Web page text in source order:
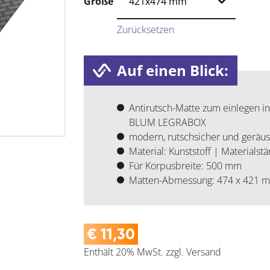
Zurücksetzen
Auf einen Blick:
Antirutsch-Matte zum einlegen
BLUM LEGRABOX
modern, rutschsicher und
Material: Kunststoff |
Für Korpusbreite: 500 mm
Matten-Abmessung: 474 x 421
€ 11,30
Enthält 20% MwSt. zzgl. Versand